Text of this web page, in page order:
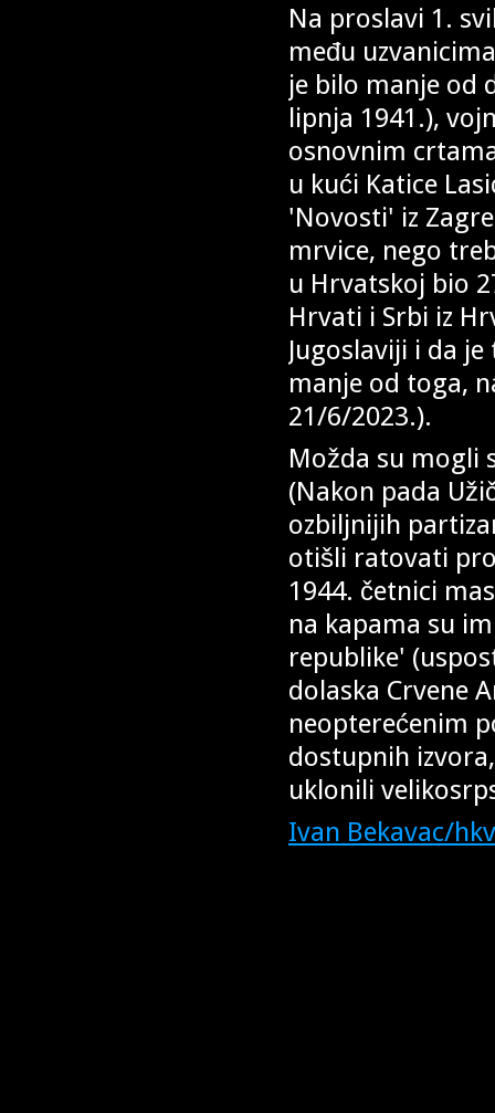
Na proslavi 1.
među
je bilo manje od
lipnja 1941.),
osnovnim
u kući Katice
'Novosti' iz
mrvice, nego
u Hrvatskoj bio
Hrvati i Srbi iz
Jugoslaviji i da
manje od toga,
21/6/2023.).
Možda su mogli
(Nakon pada
ozbiljnijih
otišli ratovati
1944. četnici
na kapama su
republike'
dolaska Crvene
neopterećenim
dostupnih
uklonili
Ivan Bekavac/